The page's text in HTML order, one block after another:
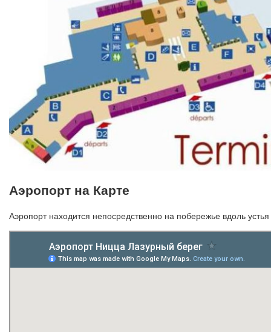
Аэропорт на Карте
Аэропорт находится непосредственно на побережье вдоль